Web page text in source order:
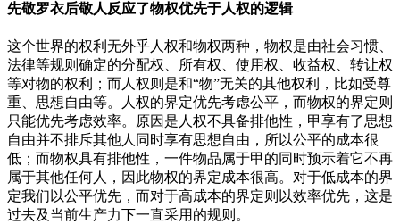
先敬罗衣后敬人反应了物权优先于人权的逻辑
这个世界的权利无外乎人权和物权两种，物权是由社会习惯、
法律等规则确定的分配权、所有权、使用权、收益权、转让权
等对物的权利；而人权则是和“物”无关的其他权利，比如受尊
重、思想自由等。人权的界定优先考虑公平，而物权的界定则
只能优先考虑效率。原因是人权不具备排他性，甲享有了思想
自由并不排斥其他人同时享有思想自由，所以公平的成本很
低；而物权具有排他性，一件物品属于甲的同时预示着它不再
属于其他任何人，因此物权的界定成本很高。对于低成本的界
定我们以公平优先，而对于高成本的界定则以效率优先，这是
过去及当前生产力下一直采用的规则。